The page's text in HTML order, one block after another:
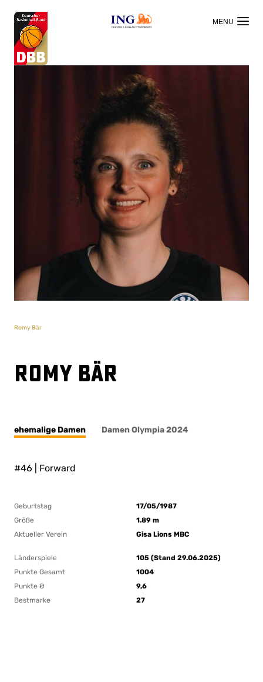
OFFIZIELLER HAUPTSPONSOR
Romy Bär
Romy Bär
ehemalige Damen Damen Olympia 2024
#46 | Forward
Geburtstag
17/05/1987
Größe
1.89 m
Aktueller Verein
Gisa Lions MBC
Länderspiele
105 (Stand 29.06.2025)
Punkte Gesamt
1004
Punkte Ø
9,6
Bestmarke
27